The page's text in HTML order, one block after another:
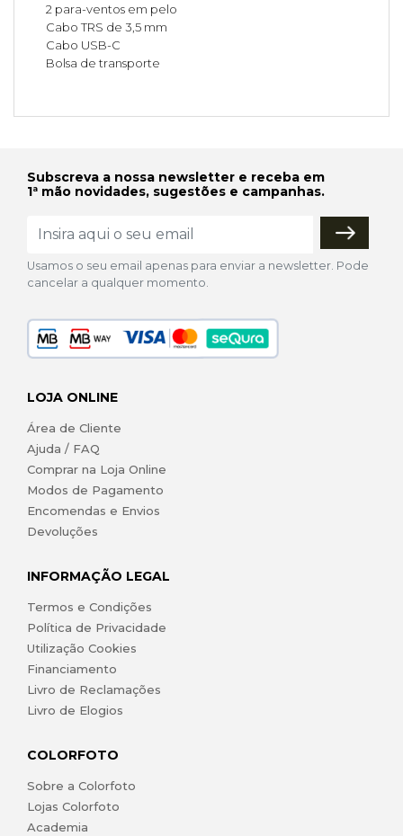
2 para-ventos em pelo
Cabo TRS de 3,5 mm
Cabo USB-C
Bolsa de transporte
Subscreva a nossa newsletter e receba em
1ª mão novidades, sugestões e campanhas.
Usamos o seu email apenas para enviar a newsletter. Pode
cancelar a qualquer momento.
LOJA ONLINE
Área de Cliente
Ajuda / FAQ
Comprar na Loja Online
Modos de Pagamento
Encomendas e Envios
Devoluções
INFORMAÇÃO LEGAL
Termos e Condições
Política de Privacidade
Utilização Cookies
Financiamento
Livro de Reclamações
Livro de Elogios
COLORFOTO
Sobre a Colorfoto
Lojas Colorfoto
Academia